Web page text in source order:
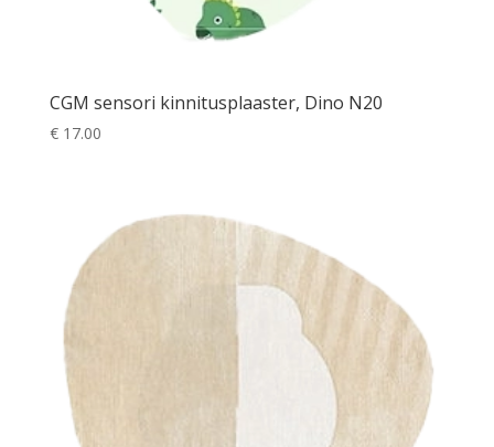
CGM sensori kinnitusplaaster, Dino N20
€17.00